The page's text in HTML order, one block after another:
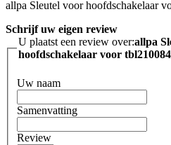
allpa Sleutel voor hoofdschakelaar
Schrijf uw eigen review
U plaatst een review over:allpa
hoofdschakelaar voor
Uw naam
Samenvatting
Review